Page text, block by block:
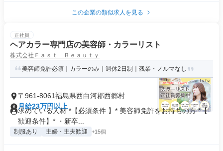
この企業の類似求人を見る
正社員
ヘアカラー専門店の美容師・カラーリスト
株式会社Ｆａｓｔ Ｂｅａｕｔｙ
美容師免許必須｜カラーのみ｜週休2日制｜残業・ノルマなし
〒961-8061福島県西白河郡西郷村
月給23万円以上
求めている人材 *【必須条件 】* 美容師免許をお持ちの方 *【
歓迎条件】* ・新卒...
制服あり 主婦・主夫歓迎 +15個